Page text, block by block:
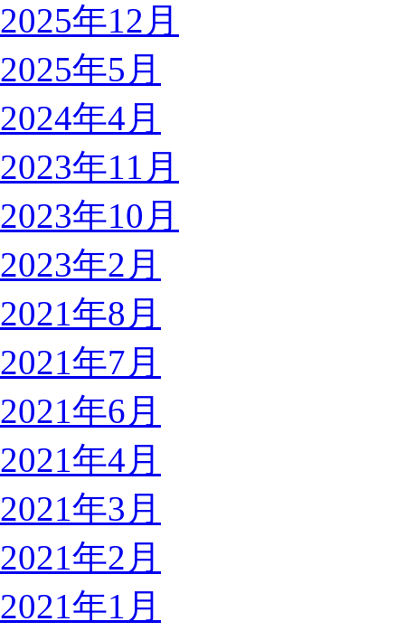
2025年12月
2025年5月
2024年4月
2023年11月
2023年10月
2023年2月
2021年8月
2021年7月
2021年6月
2021年4月
2021年3月
2021年2月
2021年1月